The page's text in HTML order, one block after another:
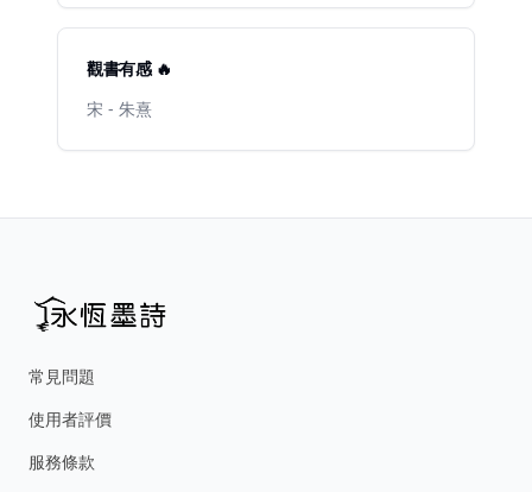
觀書有感 🔥
宋 - 朱熹
常見問題
使用者評價
服務條款